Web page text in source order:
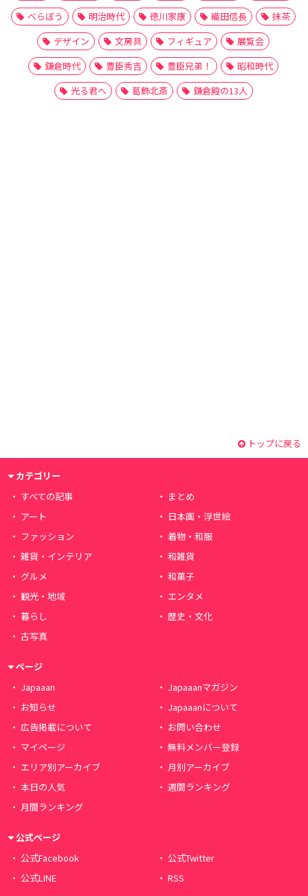
べらぼう
明治時代 徳川家康 織田信長
抹茶
デザイン
文房具 フィギュア
展覧会
鎌倉時代
豊臣秀吉 豊臣兄弟！
昭和時代
光る君へ
葛飾北斎 鎌倉殿の13人
トップに戻る
カテゴリー
すべての記事
まとめ
アート
日本画・浮世絵
ファッション
着物・和服
雑貨・インテリア
和雑貨
グルメ
和菓子
観光・地域
エンタメ
暮らし
歴史・文化
古写真
ページ
Japaaan
Japaaanマガジン
お知らせ
Japaaanについて
広告掲載について
お問い合わせ
マイページ
無料メンバー登録
エリア別アーカイブ
月別アーカイブ
本日の人気
週間ランキング
月間ランキング
公式ページ
公式Facebook
公式Twitter
公式LINE
RSS